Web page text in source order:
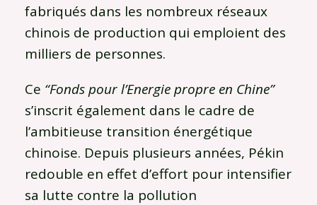
fabriqués dans les nombreux réseaux
chinois de production qui emploient des
milliers de personnes.
Ce “Fonds pour l’Energie propre en Chine”
s’inscrit également dans le cadre de
l’ambitieuse transition énergétique
chinoise. Depuis plusieurs années, Pékin
redouble en effet d’effort pour intensifier
sa lutte contre la pollution